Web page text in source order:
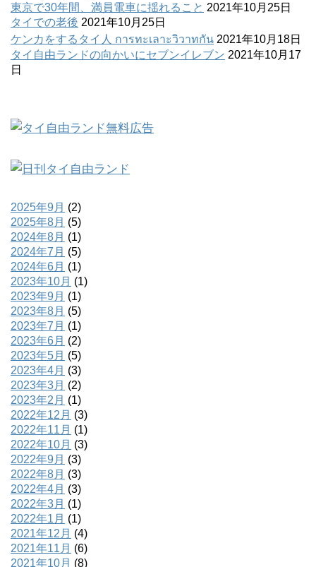
東京で30年間、満員電車に揺れること 2021年10月25日
タイでの老後 2021年10月25日
ケンカをするタイ人 การทะเลาะวิวาทกัน 2021年10月18日
タイ自由ランドの向かいにセブンイレブン 2021年10月17
日
2025年9月 (2)
2025年8月 (5)
2024年8月 (1)
2024年7月 (5)
2024年6月 (1)
2023年10月 (1)
2023年9月 (1)
2023年8月 (5)
2023年7月 (1)
2023年6月 (2)
2023年5月 (5)
2023年4月 (3)
2023年3月 (2)
2023年2月 (1)
2022年12月 (3)
2022年11月 (1)
2022年10月 (3)
2022年9月 (3)
2022年8月 (3)
2022年4月 (3)
2022年3月 (1)
2022年1月 (1)
2021年12月 (4)
2021年11月 (6)
2021年10月 (8)